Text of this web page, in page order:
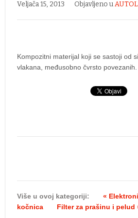
Veljača 15, 2013 Objavljeno u
Kompozitni materijal koji se sastoji od
vlakana, međusobno čvrsto povezanih.
Više u ovoj kategoriji:
«
kočnica
Filter za prašinu i pelud